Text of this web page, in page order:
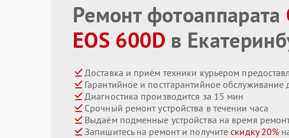
Ремонт фотоаппарата
EOS 600D в
Доставка и приём техники курьером
Гарантийное и постгарантийное обслуживание
Диагностика производится за 15 мин
Срочный ремонт устройства в течении часа
Выдаём подменные устройства на время
Запишитесь на ремонт и получитескидку 20%